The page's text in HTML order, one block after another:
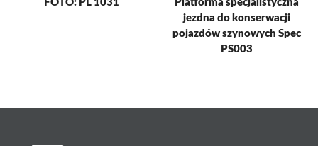
FOTO: PL 1031
Platforma specjalistyczna
jezdna do konserwacji
pojazdów szynowych Spec
PS003